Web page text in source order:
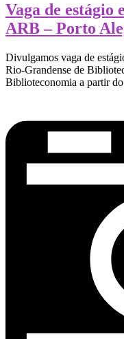
Vaga de estágio
ARB – Porto
Divulgamos vaga de
Rio-Grandense de
Biblioteconomia a partir